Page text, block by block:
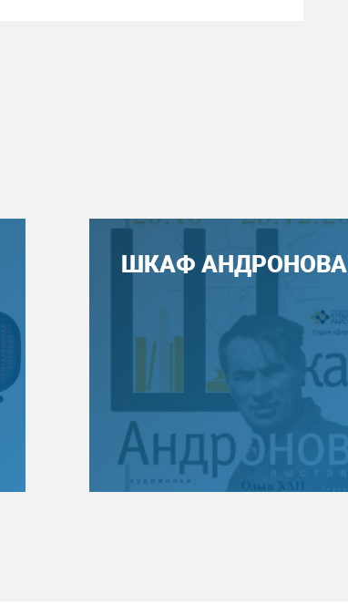
ШКАФ АНДРОНОВА